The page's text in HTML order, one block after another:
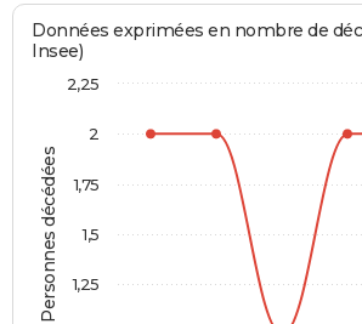
Personnes décédées
Données exprimées en nombre de
Insee)
1,25
1,5
1,75
2
2,25